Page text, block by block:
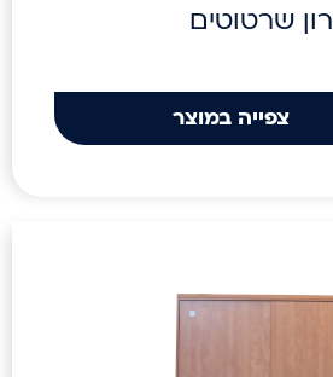
שרטוטים
צפייה במוצר